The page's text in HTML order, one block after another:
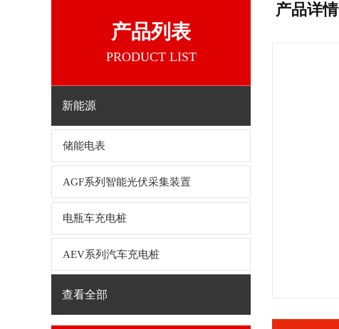
产品列表
PRODUCT LIST
新能源
储能电表
AGF系列智能光伏采集装置
电瓶车充电桩
AEV系列汽车充电桩
查看全部
产品详情